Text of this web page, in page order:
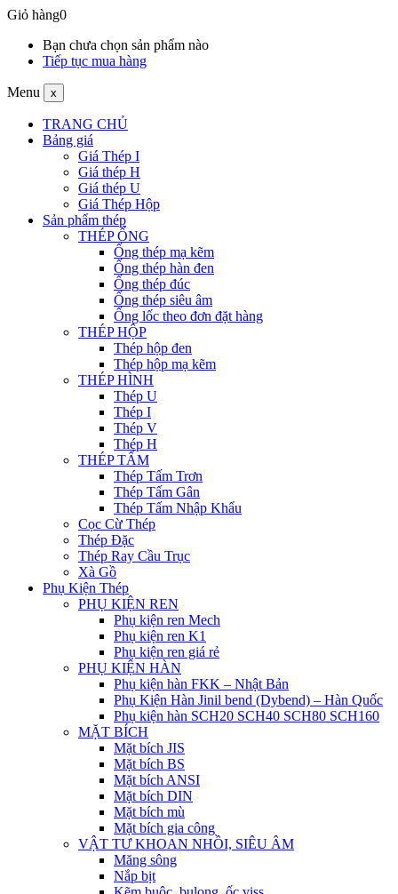
Giỏ hàng0
Bạn chưa chọn sản phẩm nào
Tiếp tục mua hàng
Menu x
TRANG CHỦ
Bảng giá
Giá Thép I
Giá thép H
Giá thép U
Giá Thép Hộp
Sản phẩm thép
THÉP ỐNG
Ống thép mạ kẽm
Ống thép hàn đen
Ống thép đúc
Ống thép siêu âm
Ống lốc theo đơn đặt hàng
THÉP HỘP
Thép hộp đen
Thép hộp mạ kẽm
THÉP HÌNH
Thép U
Thép I
Thép V
Thép H
THÉP TẤM
Thép Tấm Trơn
Thép Tấm Gân
Thép Tấm Nhập Khẩu
Cọc Cừ Thép
Thép Đặc
Thép Ray Cầu Trục
Xà Gồ
Phụ Kiện Thép
PHỤ KIỆN REN
Phụ kiện ren Mech
Phụ kiện ren K1
Phụ kiện ren giá rẻ
PHỤ KIỆN HÀN
Phụ kiện hàn FKK – Nhật Bản
Phụ Kiện Hàn Jinil bend (Dybend) – Hàn Quốc
Phụ kiện hàn SCH20 SCH40 SCH80 SCH160
MẶT BÍCH
Mặt bích JIS
Mặt bích BS
Mặt bích ANSI
Mặt bích DIN
Mặt bích mù
Mặt bích gia công
VẬT TƯ KHOAN NHỒI, SIÊU ÂM
Măng sông
Nắp bịt